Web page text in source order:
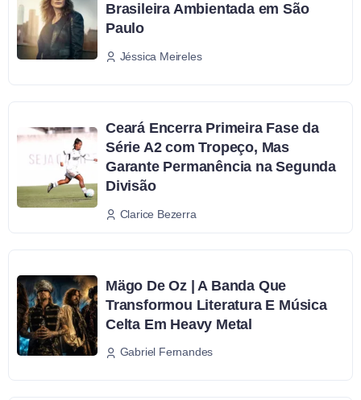
Brasileira Ambientada em São
Paulo
Jéssica Meireles
Ceará Encerra Primeira Fase da
Série A2 com Tropeço, Mas
Garante Permanência na Segunda
Divisão
Clarice Bezerra
Mägo De Oz | A Banda Que
Transformou Literatura E Música
Celta Em Heavy Metal
Gabriel Fernandes